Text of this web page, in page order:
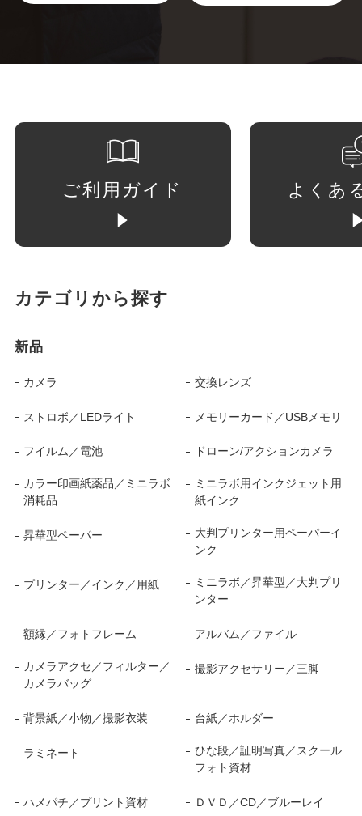
ご利用ガイド よくあ
カテゴリから探す
新品
カメラ 交換レンズ
ストロボ／LEDライト メモリーカード／USBメモリ
フイルム／電池 ドローン/アクションカメラ
カラー印画紙薬品／ミニラボ
消耗品
ミニラボ用インクジェット用
紙インク
昇華型ペーパー
大判プリンター用ペーパーイ
ンク
プリンター／インク／用紙
ミニラボ／昇華型／大判プリ
ンター
額縁／フォトフレーム アルバム／ファイル
カメラアクセ／フィルター／
カメラバッグ
撮影アクセサリー／三脚
背景紙／小物／撮影衣装 台紙／ホルダー
ラミネート
ひな段／証明写真／スクール
フォト資材
ハメパチ／プリント資材 ＤＶＤ／CD／ブルーレイ